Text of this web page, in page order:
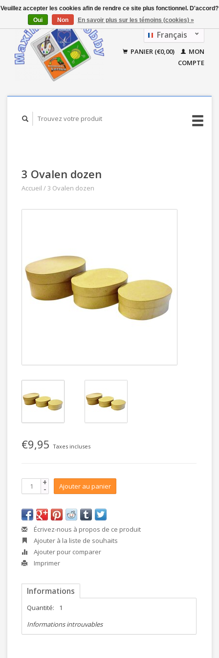
Français
Nederlands
PANIER (€0,00)
MON
COMPTE
3 Ovalen dozen
Accueil /3 Ovalen dozen
€9,95 Taxes incluses
+
- Ajouter au panier
Écrivez-nous à propos de ce produit
Ajouter à la liste de souhaits
Ajouter pour comparer
Imprimer
Informations
Quantité:
1
Informations introuvables
Veuillez accepter les cookies afin de rendre ce site plus fonctionnel. D'accord?
Oui
Non En savoir plus sur les témoins (cookies) »